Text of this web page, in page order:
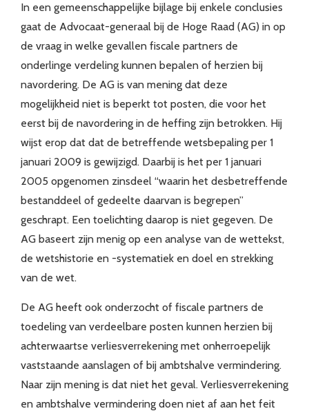
In een gemeenschappelijke bijlage bij enkele conclusies
gaat de Advocaat-generaal bij de Hoge Raad (AG) in op
de vraag in welke gevallen fiscale partners de
onderlinge verdeling kunnen bepalen of herzien bij
navordering. De AG is van mening dat deze
mogelijkheid niet is beperkt tot posten, die voor het
eerst bij de navordering in de heffing zijn betrokken. Hij
wijst erop dat dat de betreffende wetsbepaling per 1
januari 2009 is gewijzigd. Daarbij is het per 1 januari
2005 opgenomen zinsdeel “waarin het desbetreffende
bestanddeel of gedeelte daarvan is begrepen”
geschrapt. Een toelichting daarop is niet gegeven. De
AG baseert zijn menig op een analyse van de wettekst,
de wetshistorie en -systematiek en doel en strekking
van de wet.
De AG heeft ook onderzocht of fiscale partners de
toedeling van verdeelbare posten kunnen herzien bij
achterwaartse verliesverrekening met onherroepelijk
vaststaande aanslagen of bij ambtshalve vermindering.
Naar zijn mening is dat niet het geval. Verliesverrekening
en ambtshalve vermindering doen niet af aan het feit